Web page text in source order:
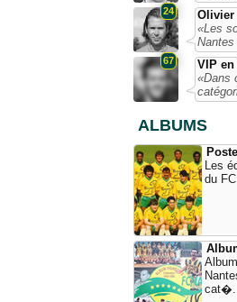
24
Olivier
«Les
67
VIP en
«Dans
ALBUMS
Les
du